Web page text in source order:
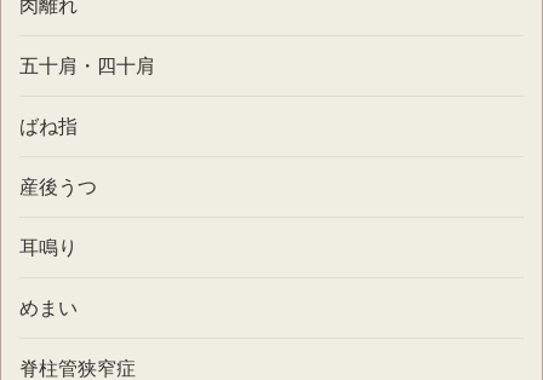
肉離れ
五十肩・四十肩
ばね指
産後うつ
耳鳴り
めまい
脊柱管狭窄症